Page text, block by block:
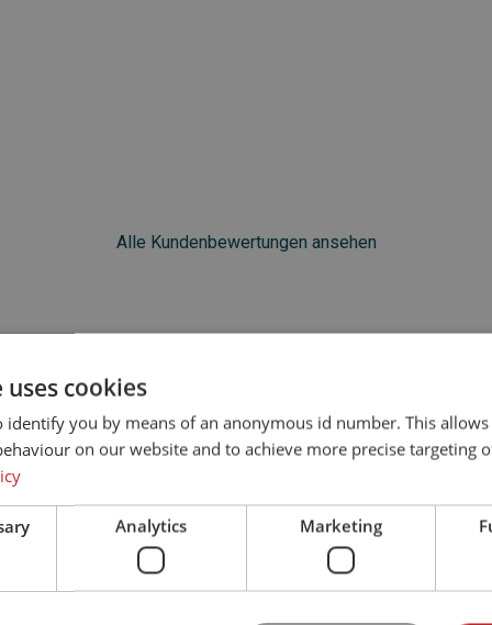
Alle Kundenbewertungen ansehen
prüfen und
1. Datum wählen
Datum auswählen Übersichtskalender
cookies
identify you by means of an anonymous id number. This
on our website and to achieve more precise targeting
Analytics Marketing